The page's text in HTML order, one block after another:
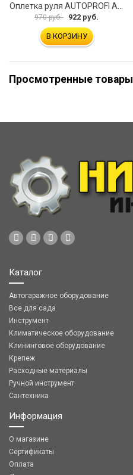
970 руб. 922 руб.
В КОРЗИНУ
Просмотренные товары
Каталог
Автогаражное оборудование
Все для сада
Инструмент
Климатическое оборудование
Клининговое оборудование
Крепеж
Расходные материалы
Ручной инструмент
Сантехника
Информация
О магазине
Сертификаты
Оплата